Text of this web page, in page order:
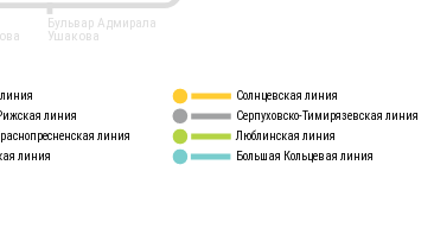
линия
линия
линия
Солнцевская линия
Серпуховско-Тимирязевская линия
Люблинская линия
Большая Кольцевая линия
Бульвар Адмирала
Ушакова